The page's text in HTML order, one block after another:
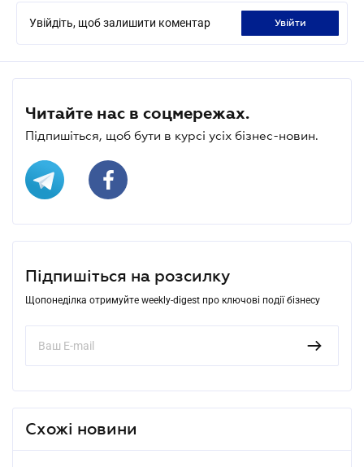
Увійдіть, щоб залишити коментар увійти
Читайте нас в соцмережах.
Підпишіться, щоб бути в курсі усіх бізнес-новин.
Підпишіться на розсилку
Щопонеділка отримуйте weekly-digest про ключові події бізнесу
Схожі новини